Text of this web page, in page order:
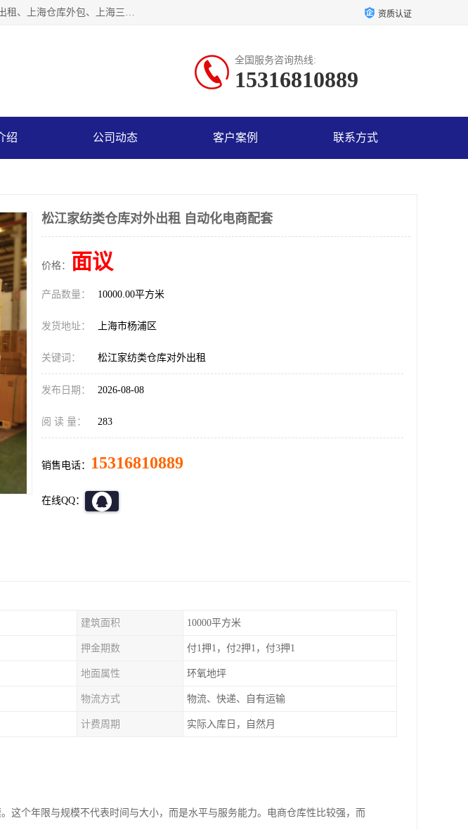
上海星力仓储服务有限公司从事：上海仓储服务、上海仓储库房、上海仓库代运营、上海仓库对外出租、上海仓库外包、上海三方仓储、上海电商仓储代发、上海电商代发货仓库、上海托管仓库、上海仓储配送。上海星力仓储服务有限公司现在拥有100个分仓、10万余平方的标准库房，精炼员工几百名，与几千家客户合作，公司已跻身上海仓储行业前列。欢迎来电咨询！ 资质认证
全国服务咨询热线:
15316810889
绍 公司动态 客户案例 联系方式
松江家纺类仓库对外出租 自动化电商配套
价格： 面议
产品数量： 10000.00平方米
发货地址： 上海市杨浦区
关键词： 松江家纺类仓库对外出租
发布日期： 2026-08-08
阅 读 量： 283
销售电话： 15316810889
在线QQ：
建筑面积 10000平方米
押金期数 付1押1，付2押1，付3押1
地面属性 环氧地坪
物流方式 物流、快递、自有运输
计费周期 实际入库日，自然月
这个年限与规模不代表时间与大小，而是水平与服务能力。电商仓库性比较强，而